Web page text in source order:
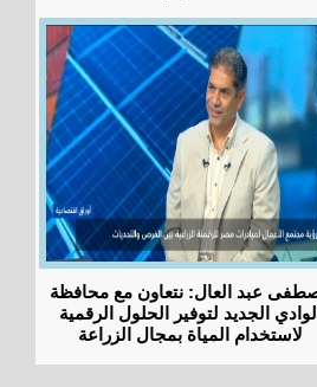
مصطفى عبد العال: نتعاون مع محافظة
الوادي الجديد لتوفير الحلول الرقمية
لاستخدام المياة بمجال الزراعة